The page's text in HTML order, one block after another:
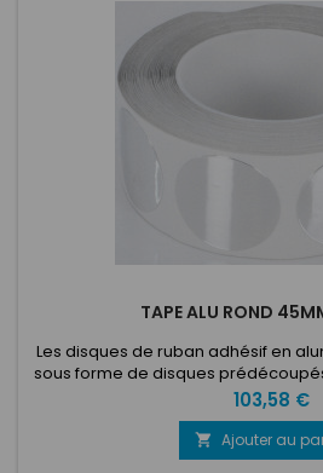
TAPE ALU ROND
Les disques de ruban adhésif en
sous forme de disques
diamètre sur un rouleau de 100 ou
support autocollant solide à base
peuvent être simplement décollés
directement sur n'importe quelle
Prix
103,58 €
 Ajouter au